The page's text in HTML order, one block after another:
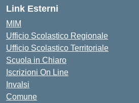
Link Esterni
MIM
Ufficio Scolastico Regionale
Ufficio Scolastico Territoriale
Scuola in Chiaro
Iscrizioni On Line
Invalsi
Comune